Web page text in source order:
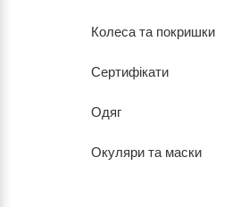
Колеса та покришки
Сертифікати
Одяг
Окуляри та маски